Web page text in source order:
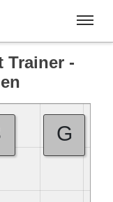
Trainer -
G